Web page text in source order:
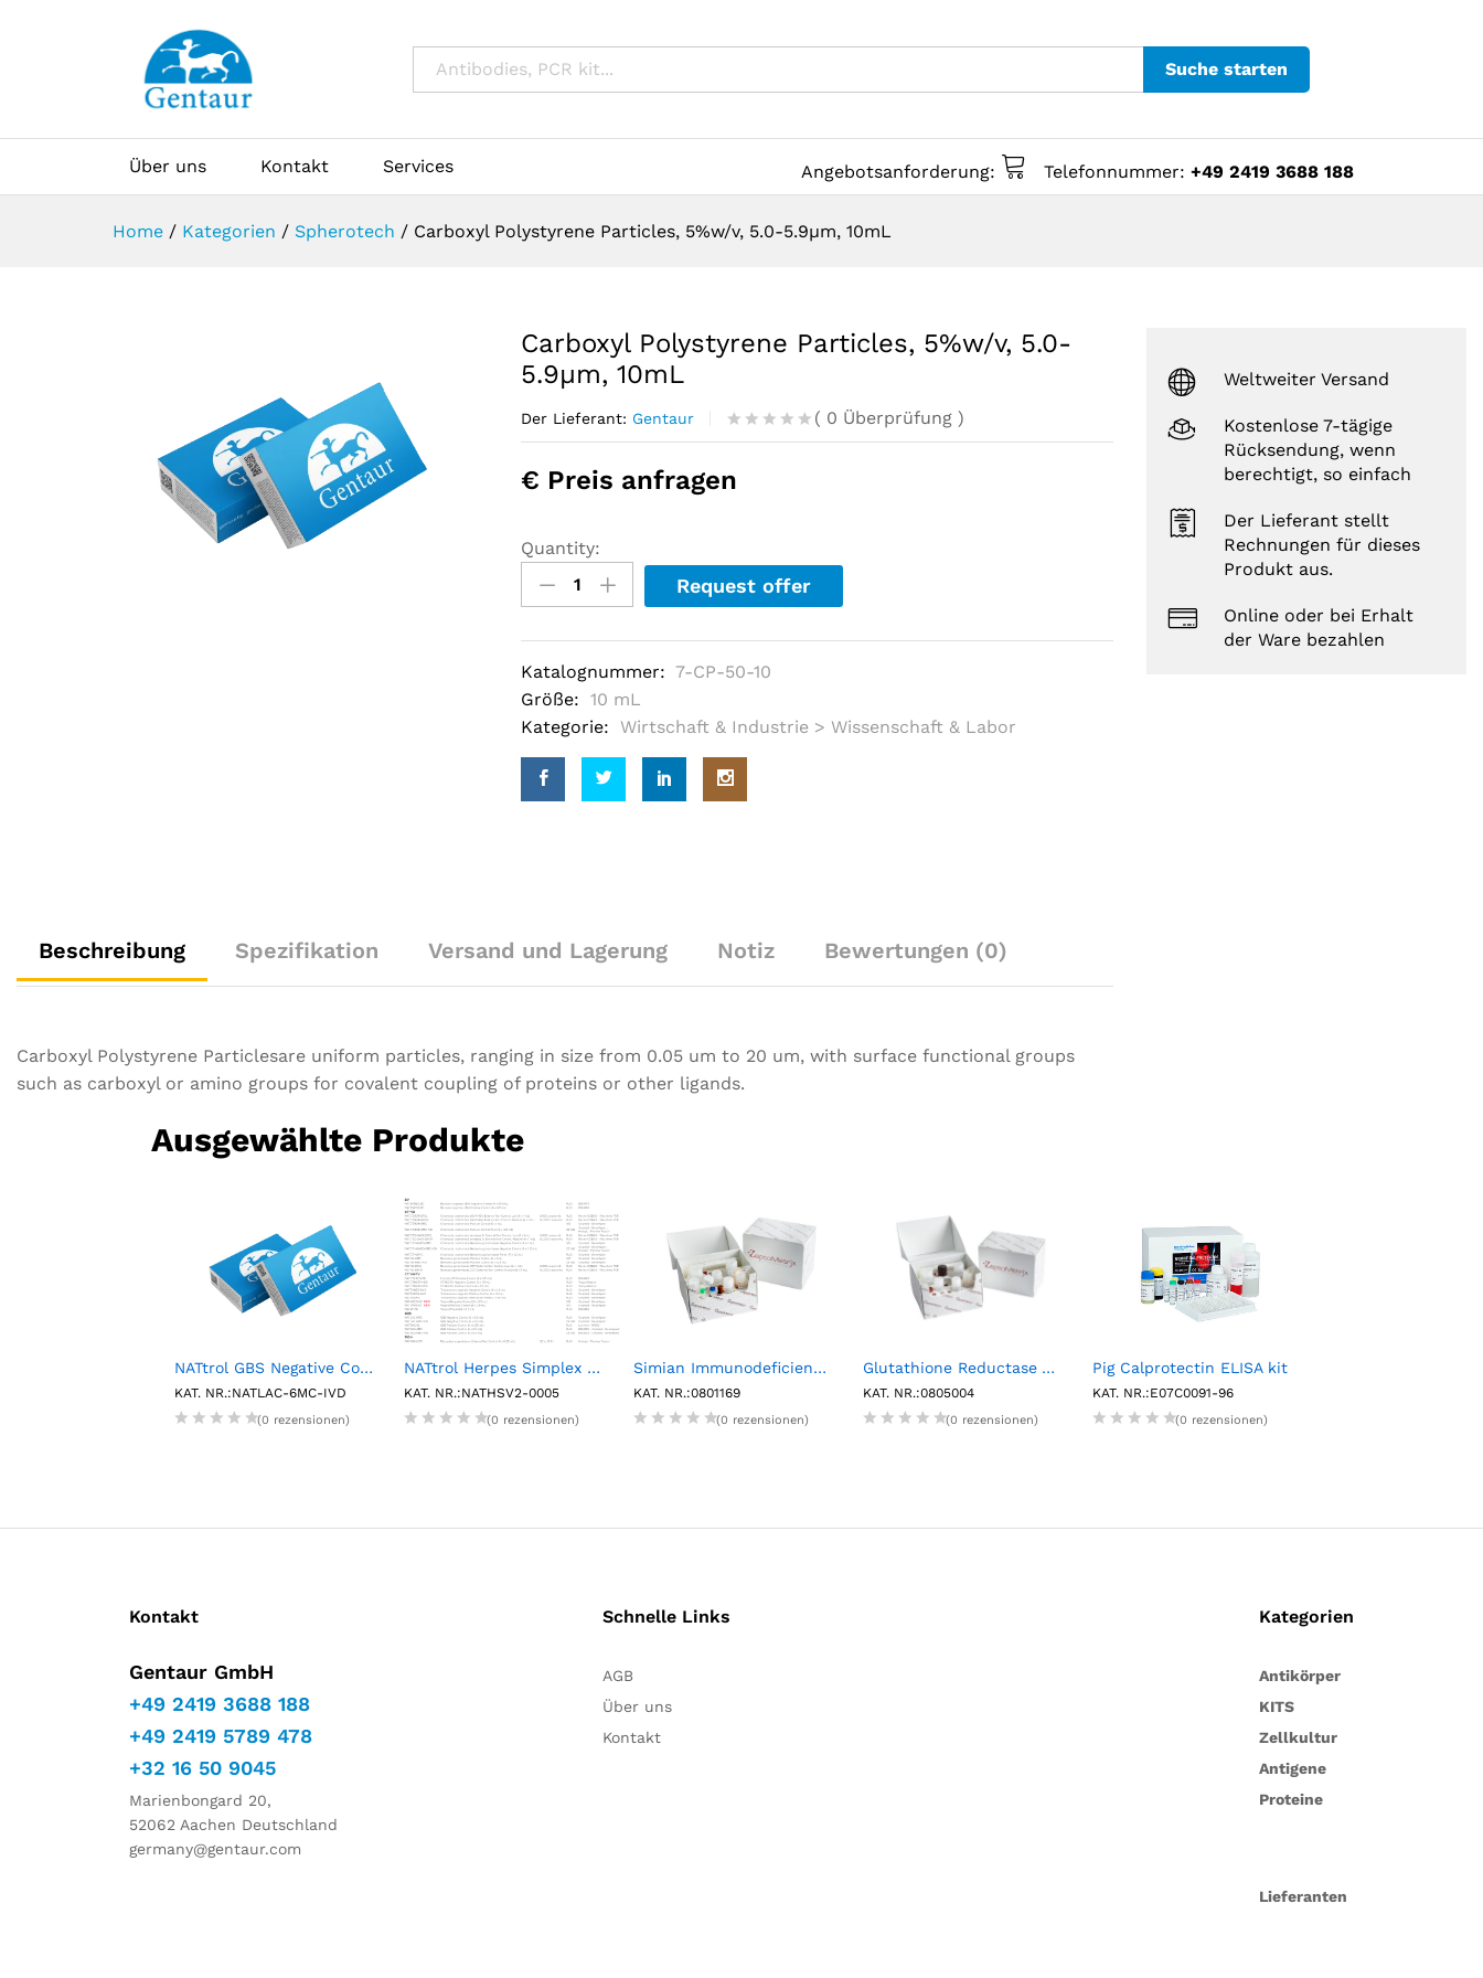
Suche starten
Über uns Kontakt Services Angebotsanforderung: Telefonnummer: +49 2419 3688 188
Home / Kategorien / Spherotech / Carboxyl Polystyrene Particles, 5%w/v, 5.0-5.9µm, 10mL
Carboxyl Polystyrene Particles, 5%w/v, 5.0-
5.9µm, 10mL
Der Lieferant: Gentaur
R
t
t
o
f
b
s
o
0
c
u
s
t
i
g
( 0 Überprüfung)
€ Preis anfragen
Quantity:
Request offer
Katalognummer: 7-CP-50-10
Größe:
10 mL
Kategorie:
Wirtschaft & Industrie > Wissenschaft & Labor
Beschreibung Spezifikation Versand und Lagerung Notiz Bewertungen (0)
Carboxyl Polystyrene Particlesare uniform particles, ranging in size from 0.05 um to 20 um, with surface functional groups
such as carboxyl or amino groups for covalent coupling of proteins or other ligands.
Weltweiter Versand
Kostenlose 7-tägige
Rücksendung, wenn
berechtigt, so einfach
Der Lieferant stellt
Rechnungen für dieses
Produkt aus.
Online oder bei Erhalt
der Ware bezahlen
Ausgewählte Produkte
NATtrol GBS Negative Control (6 X 0.5 mL)
KAT. NR.:NATLAC-6MC-IVD
(0 rezensionen)
NATtrol Herpes Simplex Virus Type 2 Strain: MS (50,000 cp/mL) (1 mL)
KAT. NR.:NATHSV2-0005
(0 rezensionen)
Simian Immunodeficiency Virus (SIV) p27 Antigen ELISA (96 Determinations)
KAT. NR.:0801169
(0 rezensionen)
Glutathione Reductase Assay Kit (100 tests)
KAT. NR.:0805004
(0 rezensionen)
Pig Calprotectin ELISA kit
KAT. NR.:E07C0091-96
(0 rezensionen)
Kontakt
Gentaur GmbH
+49 2419 3688 188
+49 2419 5789 478
+32 16 50 9045
Marienbongard 20,
52062 Aachen Deutschland
germany@gentaur.com
Schnelle Links
AGB
Über uns
Kontakt
Kategorien
Antikörper
KITS
Zellkultur
Antigene
Proteine
Lieferanten